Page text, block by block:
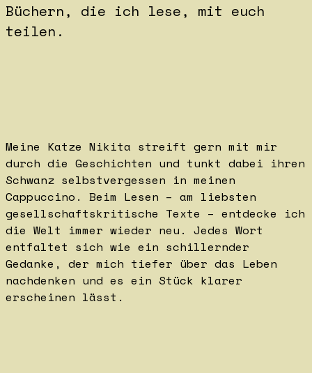
Büchern, die ich lese, mit euch
teilen.
Meine Katze Nikita streift gern mit mir
durch die Geschichten und tunkt dabei ihren
Schwanz selbstvergessen in meinen
Cappuccino. Beim Lesen – am liebsten
gesellschaftskritische Texte – entdecke ich
die Welt immer wieder neu. Jedes Wort
entfaltet sich wie ein schillernder
Gedanke, der mich tiefer über das Leben
nachdenken und es ein Stück klarer
erscheinen lässt.